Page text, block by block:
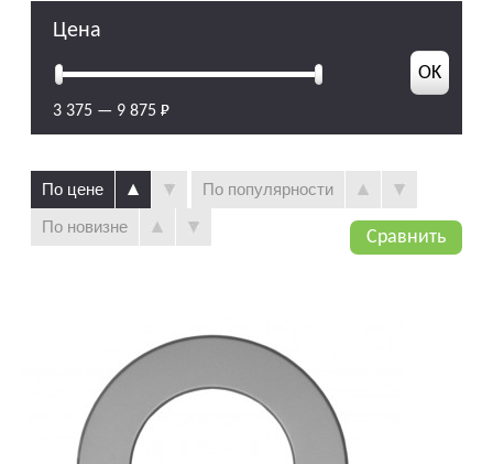
Цена
3 375 — 9 875
По цене
По популярности
По новизне
Сравнить